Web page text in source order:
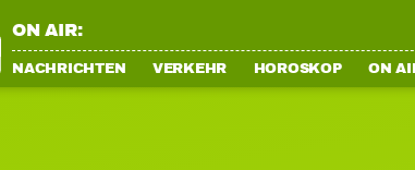
ON AIR:
NACHRICHTEN VERKEHR HOROSKOP ON